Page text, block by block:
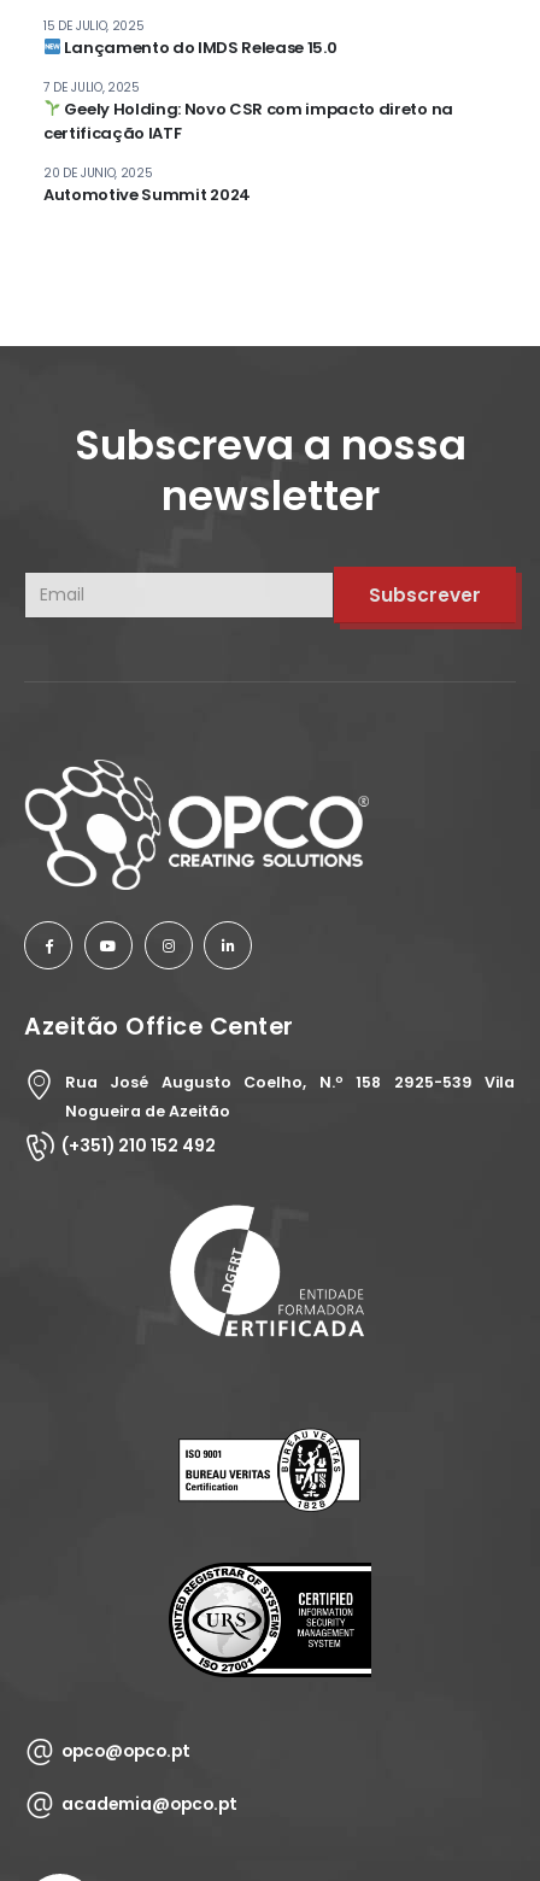
Lançamento do IMDS Release 15.0
15 DE JULIO, 2025
Geely Holding: Novo CSR com impacto direto na
certificação IATF
7 DE JULIO, 2025
Automotive Summit 2024
20 DE JUNIO, 2025
Subscreva a nossa
newsletter
Azeitão Office Center
Rua José Augusto Coelho, N.º 158 2925-539 Vila
Nogueira de Azeitão
(+351) 210 152 492
opco@opco.pt
academia@opco.pt